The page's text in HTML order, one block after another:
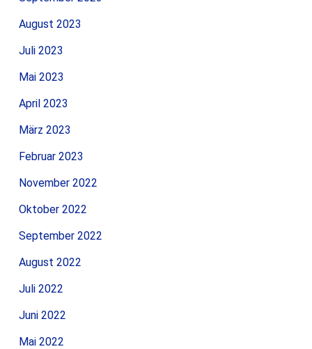
August 2023
Juli 2023
Mai 2023
April 2023
März 2023
Februar 2023
November 2022
Oktober 2022
September 2022
August 2022
Juli 2022
Juni 2022
Mai 2022